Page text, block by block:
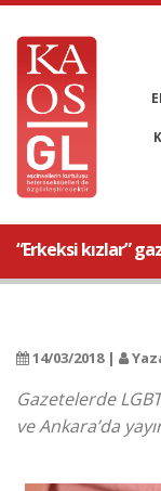
“Erkeksi kızlar”
14/03/2018 |
Gazetelerde
ve Ankara’da